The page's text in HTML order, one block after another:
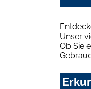
Unser
Ob Sie